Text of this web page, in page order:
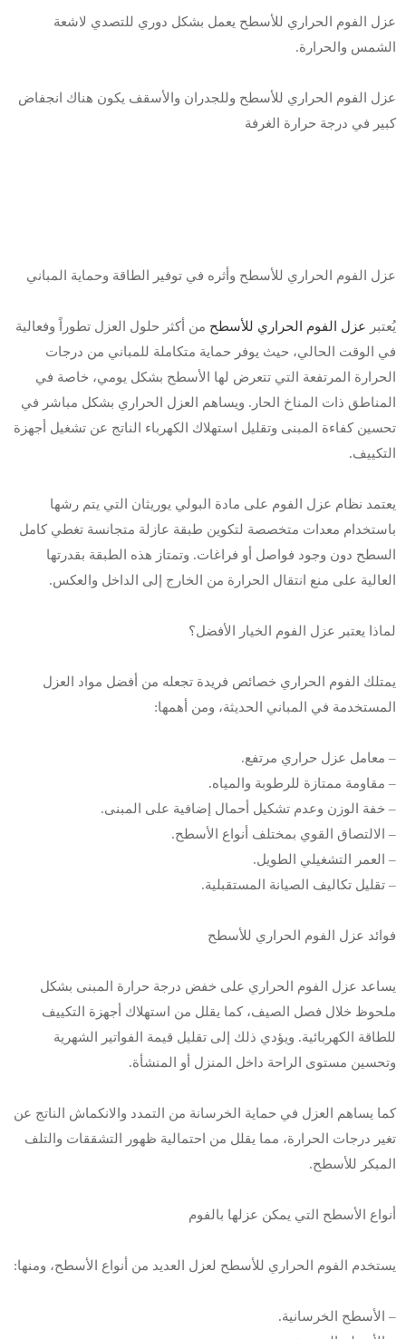
عزل الفوم الحراري للأسطح يعمل بشكل دوري للتصدي لاشعة
الشمس والحرارة.
عزل الفوم الحراري للأسطح وللجدران والأسقف يكون هناك انجفاض
كبير في درجة حرارة الغرفة
عزل الفوم الحراري للأسطح وأثره في توفير الطاقة وحماية المباني
يُعتبر عزل الفوم الحراري للأسطح من أكثر حلول العزل تطوراً وفعالية
في الوقت الحالي، حيث يوفر حماية متكاملة للمباني من درجات
الحرارة المرتفعة التي تتعرض لها الأسطح بشكل يومي، خاصة في
المناطق ذات المناخ الحار. ويساهم العزل الحراري بشكل مباشر في
تحسين كفاءة المبنى وتقليل استهلاك الكهرباء الناتج عن تشغيل أجهزة
التكييف.
يعتمد نظام عزل الفوم على مادة البولي يوريثان التي يتم رشها
باستخدام معدات متخصصة لتكوين طبقة عازلة متجانسة تغطي كامل
السطح دون وجود فواصل أو فراغات. وتمتاز هذه الطبقة بقدرتها
العالية على منع انتقال الحرارة من الخارج إلى الداخل والعكس.
لماذا يعتبر عزل الفوم الخيار الأفضل؟
يمتلك الفوم الحراري خصائص فريدة تجعله من أفضل مواد العزل
المستخدمة في المباني الحديثة، ومن أهمها:
– معامل عزل حراري مرتفع.
– مقاومة ممتازة للرطوبة والمياه.
– خفة الوزن وعدم تشكيل أحمال إضافية على المبنى.
– الالتصاق القوي بمختلف أنواع الأسطح.
– العمر التشغيلي الطويل.
– تقليل تكاليف الصيانة المستقبلية.
فوائد عزل الفوم الحراري للأسطح
يساعد عزل الفوم الحراري على خفض درجة حرارة المبنى بشكل
ملحوظ خلال فصل الصيف، كما يقلل من استهلاك أجهزة التكييف
للطاقة الكهربائية. ويؤدي ذلك إلى تقليل قيمة الفواتير الشهرية
وتحسين مستوى الراحة داخل المنزل أو المنشأة.
كما يساهم العزل في حماية الخرسانة من التمدد والانكماش الناتج عن
تغير درجات الحرارة، مما يقلل من احتمالية ظهور التشققات والتلف
المبكر للأسطح.
أنواع الأسطح التي يمكن عزلها بالفوم
يستخدم الفوم الحراري للأسطح لعزل العديد من أنواع الأسطح، ومنها:
– الأسطح الخرسانية.